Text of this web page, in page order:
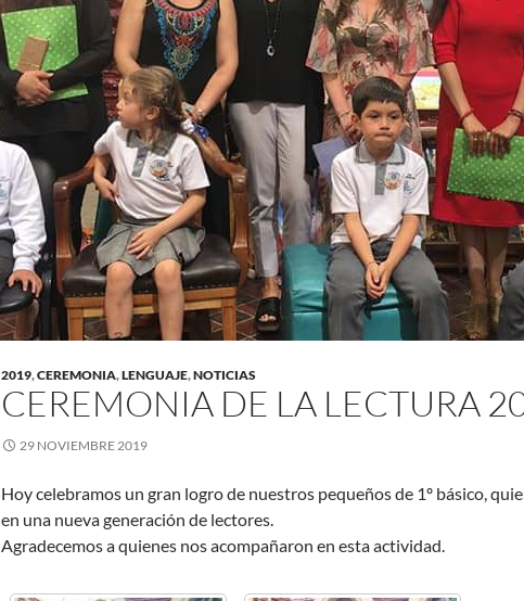
2019,CEREMONIA,LENGUAJE,NOTICIAS
CEREMONIA DE LA LECTURA
29 NOVIEMBRE 2019
Hoy celebramos un gran logro de nuestros pequeños de 1º básico,
en una nueva generación de lectores.
Agradecemos a quienes nos acompañaron en esta actividad.